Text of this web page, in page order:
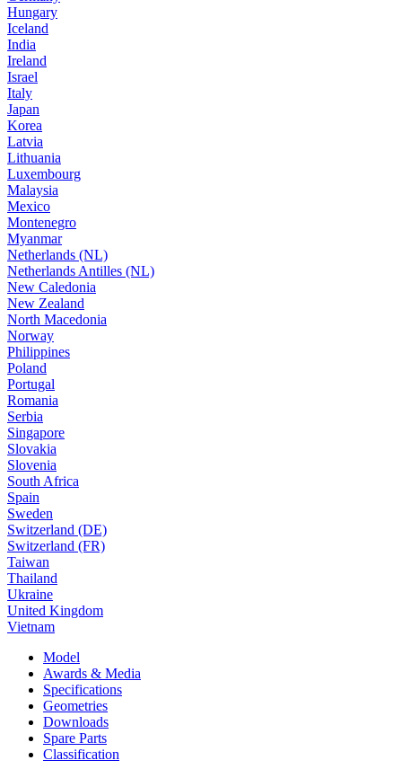
Hungary
Iceland
India
Ireland
Israel
Italy
Japan
Korea
Latvia
Lithuania
Luxembourg
Malaysia
Mexico
Montenegro
Myanmar
Netherlands (NL)
Netherlands Antilles (NL)
New Caledonia
New Zealand
North Macedonia
Norway
Philippines
Poland
Portugal
Romania
Serbia
Singapore
Slovakia
Slovenia
South Africa
Spain
Sweden
Switzerland (DE)
Switzerland (FR)
Taiwan
Thailand
Ukraine
United Kingdom
Vietnam
Model
Awards & Media
Specifications
Geometries
Downloads
Spare Parts
Classification